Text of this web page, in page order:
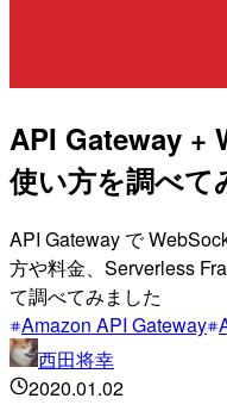
API Gateway +
使い方を調べて
API Gateway で
方や料金、Serverless
て調べてみました
Amazon API Gateway
西田将幸
2020.01.02